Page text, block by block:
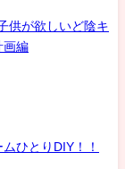
供が欲しいど陰キ
画編
ひとりDIY！！